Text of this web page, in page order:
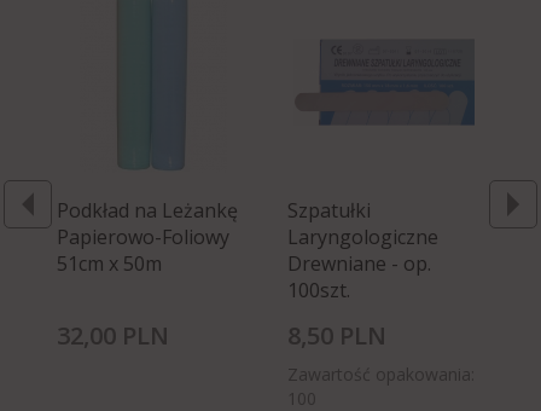
Podkład na Leżankę
Papierowo-Foliowy
51cm x 50m
32,00 PLN
Szpatułki
Laryngologiczne
Drewniane - op.
100szt.
8,50 PLN
Zawartość opakowania:
100